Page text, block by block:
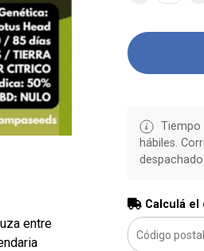
entre
Tiempo
hábiles.
despachado.
Calculá el